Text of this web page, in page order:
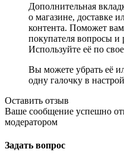
Дополнительная
о магазине, доставке
контента. Поможет
покупателя вопросы и
Используйте её по
Вы можете убрать её
одну галочку в
Оставить отзыв
Ваше сообщение успешно
модератором
Задать вопрос